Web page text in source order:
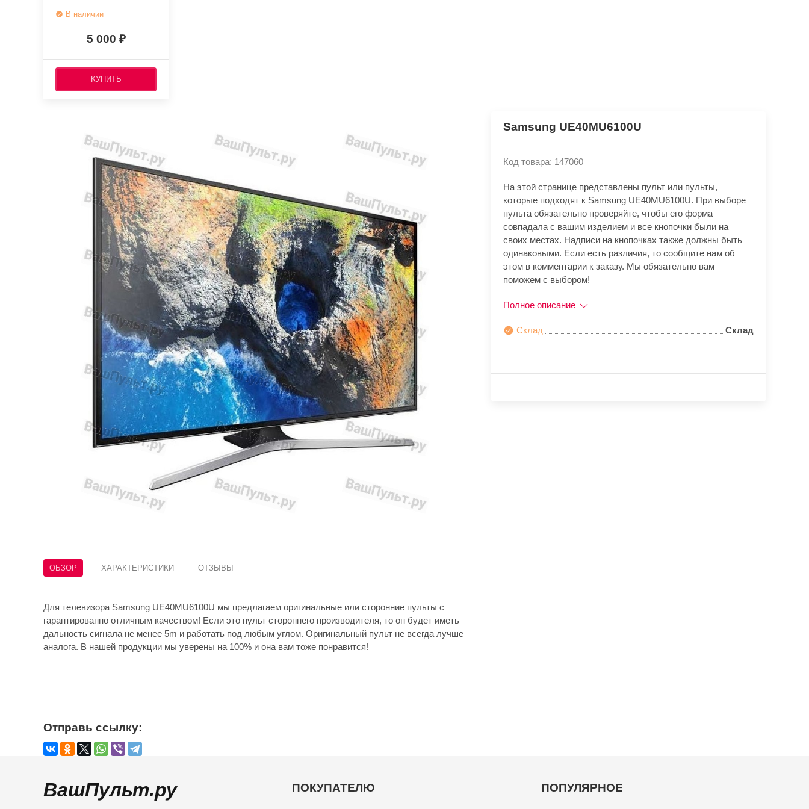
(оригинальный)
В наличии
5 000
КУПИТЬ
ОБЗОР ХАРАКТЕРИСТИКИ ОТЗЫВЫ
Для телевизора Samsung UE40MU6100U мы предлагаем оригинальные или сторонние пульты с
гарантированно отличным качеством! Если это пульт стороннего производителя, то он будет иметь
дальность сигнала не менее 5m и работать под любым углом. Оригинальный пульт не всегда лучше
аналога. В нашей продукции мы уверены на 100% и она вам тоже понравится!
Samsung UE40MU6100U
Код товара: 147060
На этой странице представлены пульт или пульты,
которые подходят к Samsung UE40MU6100U. При выборе
пульта обязательно проверяйте, чтобы его форма
совпадала с вашим изделием и все кнопочки были на
своих местах. Надписи на кнопочках также должны быть
одинаковыми. Если есть различия, то сообщите нам об
этом в комментарии к заказу. Мы обязательно вам
поможем с выбором!
Полное описание
Склад Склад
Отправь ссылку:
ВашПульт.ру ПОКУПАТЕЛЮ ПОПУЛЯРНОЕ